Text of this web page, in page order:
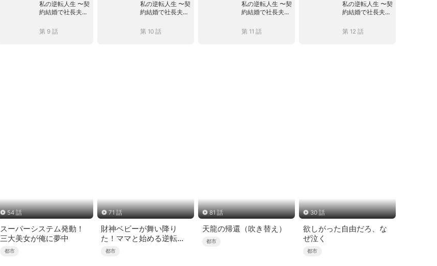
私の逆転人生 〜契
約結婚で社長夫
第 9 話
私の逆転人生 〜契
約結婚で社長夫
第 10 話
私の逆転人生 〜契
約結婚で社長夫
第 11 話
私の逆転人生 〜契
約結婚で社長夫
第 12 話
54 話
スーパーシステム発動！
三大美女が俺に夢中
都市
71 話
財神ベビーが舞い降り
た！ママと始める逆転人
生（吹き替え）
都市
81 話
天龍の帰還（吹き替え）
都市
30 話
欲しがった自由だろ、な
ぜ泣く
都市